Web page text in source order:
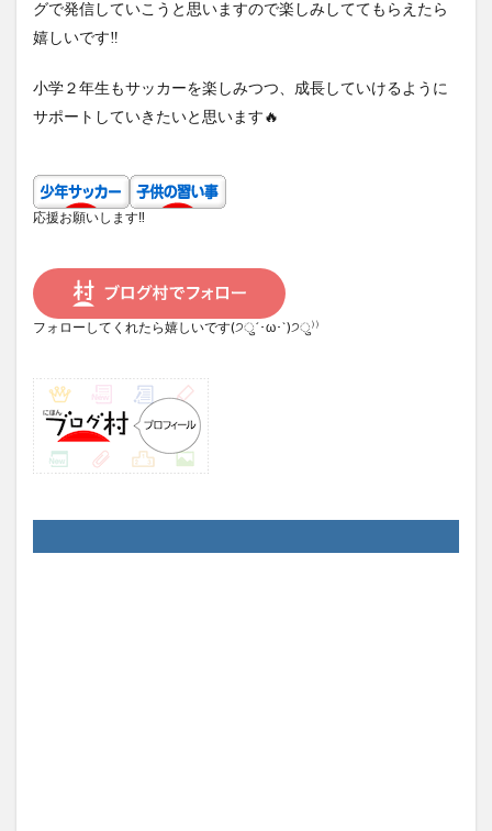
グで発信していこうと思いますので楽しみしててもらえたら
嬉しいです‼
小学２年生もサッカーを楽しみつつ、成長していけるように
サポートしていきたいと思います🔥
応援お願いします‼
フォローしてくれたら嬉しいです(੭ु´･ω･`)੭ु⁾⁾